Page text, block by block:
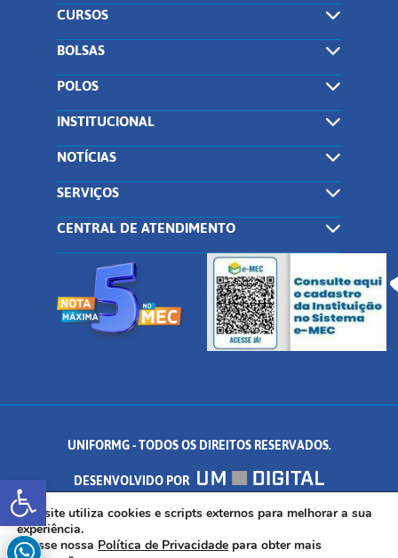
Abrir a barra de ferramentas
CURSOS
BOLSAS
POLOS
INSTITUCIONAL
NOTÍCIAS
SERVIÇOS
CENTRAL DE ATENDIMENTO
UNIFORMG - TODOS OS DIREITOS RESERVADOS.
DESENVOLVIDO POR
AV. DR. ARNALDO DE SENNA, 328 - PALMEIRAS, FORMIGA/MG - CEP:
35.574.530
Este site utiliza cookies e scripts externos para melhorar a sua
experiência.
Acesse nossa Política de Privacidade para obter mais